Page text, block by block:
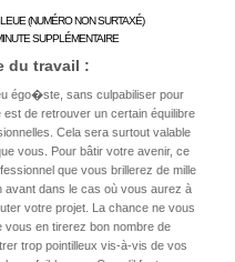
(NUMÉRO NON SURTAXÉ)
SUPPLÉMENTAIRE
du travail :
égo�ste, sans culpabiliser pour
de retrouver un certain équilibre
Cela sera surtout valable
vous. Pour bâtir votre avenir, ce
que vous brillerez de mille
dans le cas où vous aurez à
votre projet. La chance ne vous
en tirerez bon nombre de
trop pointilleux vis-à-vis de vos